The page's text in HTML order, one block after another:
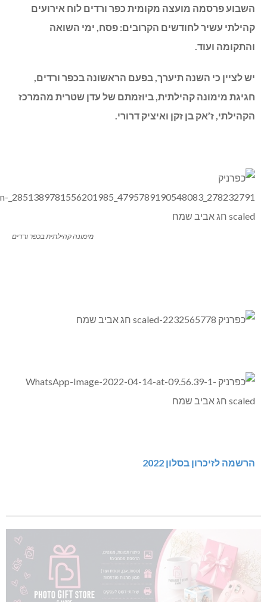
השבוע פרסמה מועצה מקומית כפר ורדים לוח אירועים
קהילתי עשיר לחודשים הקרובים: פסח, ימי השואה
והתקומה ועוד.
יש לציין כי השנה תיערך, בפעם הראשונה בכפר ורדים,
חגיגת מימונה קהילתית, ביוזמתם של עדן שטרית מהמרכז
הקהילתי, ז’אק בן זקן ואיציק דרורי.
מימונה קהילתית בכפר ורדים
הרשמה לזיכרון בסלון 2022